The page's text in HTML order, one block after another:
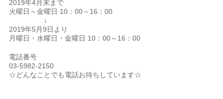
2019年4月末まで
火曜日～金曜日 10：00～16：00
↓
2019年5月9日より
月曜日・水曜日・金曜日 10：00～16：00
電話番号
03-5982-2150
☆どんなことでも電話お待ちしています☆